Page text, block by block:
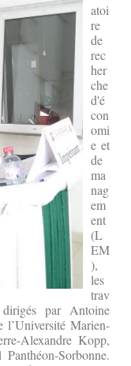
atoi
re
de
rec
her
che
d'é
con
omi
e et
de
ma
nag
em
ent
(L
EM
),
les
trav
par Antoine
l’Université Marien-
Alexandre Kopp,
Sorbonne.